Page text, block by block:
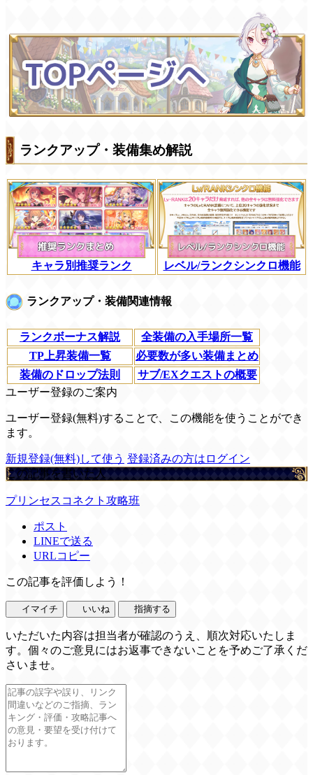
ランクアップ・装備集め解説
キャラ別推奨ランク レベル/ランクシンクロ機能
ランクアップ・装備関連情報
ランクボーナス解説
全装備の入手場所一覧
TP上昇装備一覧
必要数が多い装備まとめ
装備のドロップ法則
サブ/EXクエストの概要
ユーザー登録のご案内
ユーザー登録(無料)することで、この機能を使うことができ
ます。
新規登録(無料)して使う 登録済みの方はログイン
この記事を書いた人
プリンセスコネクト攻略班
ポスト
LINEで送る
URLコピー
この記事を評価しよう！
イマイチ いいね 指摘する
いただいた内容は担当者が確認のうえ、順次対応いたしま
す。個々のご意見にはお返事できないことを予めご了承くだ
さいませ。